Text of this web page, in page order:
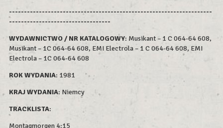
--------------------------------------------------------------------
----------------------------------
WYDAWNICTWO / NR KATALOGOWY: Musikant – 1 C 064-64 608,
Musikant – 1C 064-64 608, EMI Electrola – 1 C 064-64 608, EMI
Electrola – 1C 064-64 608
ROK WYDANIA: 1981
KRAJ WYDANIA: Niemcy
TRACKLISTA:
Montagmorgen 4:15